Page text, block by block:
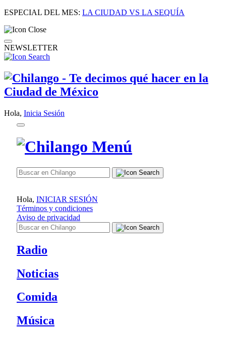
ESPECIAL DEL MES: LA CIUDAD VS LA SEQUÍA
NEWSLETTER
Hola, Inicia Sesión
Hola, INICIAR SESIÓN
Términos y condiciones
Aviso de privacidad
Radio
Noticias
Comida
Música